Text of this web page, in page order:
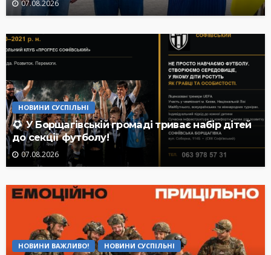
07.08.2026
НОВИНИ СУСПІЛЬНІ
У Борщагівській громаді триває набір дітей
до секції футболу!
07.08.2026
НОВИНИ ВАЖЛИВО! НОВИНИ СУСПІЛЬНІ